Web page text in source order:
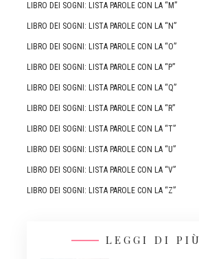
LIBRO DEI SOGNI: LISTA PAROLE CON LA “M”
LIBRO DEI SOGNI: LISTA PAROLE CON LA “N”
LIBRO DEI SOGNI: LISTA PAROLE CON LA “O”
LIBRO DEI SOGNI: LISTA PAROLE CON LA “P”
LIBRO DEI SOGNI: LISTA PAROLE CON LA “Q”
LIBRO DEI SOGNI: LISTA PAROLE CON LA “R”
LIBRO DEI SOGNI: LISTA PAROLE CON LA “T”
LIBRO DEI SOGNI: LISTA PAROLE CON LA “U”
LIBRO DEI SOGNI: LISTA PAROLE CON LA “V”
LIBRO DEI SOGNI: LISTA PAROLE CON LA “Z”
LEGGI DI PIÙ